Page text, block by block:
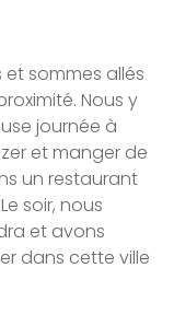
sommes allés
Nous y
journée à
et manger de
un restaurant
soir, nous
et avons
dans cette ville